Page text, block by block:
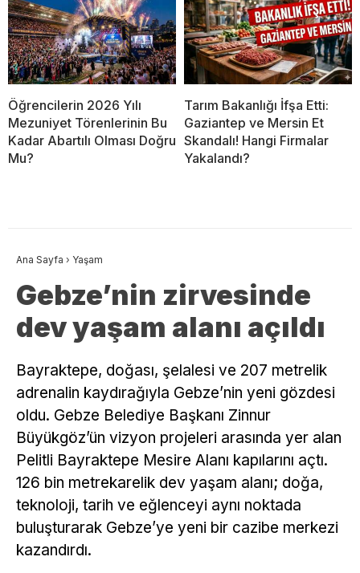
Öğrencilerin 2026 Yılı
Mezuniyet Törenlerinin Bu
Kadar Abartılı Olması Doğru
Mu?
Tarım Bakanlığı İfşa Etti:
Gaziantep ve Mersin Et
Skandalı! Hangi Firmalar
Yakalandı?
Ana Sayfa › Yaşam
Gebze’nin zirvesinde
dev yaşam alanı açıldı
Bayraktepe, doğası, şelalesi ve 207 metrelik
adrenalin kaydırağıyla Gebze’nin yeni gözdesi
oldu. Gebze Belediye Başkanı Zinnur
Büyükgöz’ün vizyon projeleri arasında yer alan
Pelitli Bayraktepe Mesire Alanı kapılarını açtı.
126 bin metrekarelik dev yaşam alanı; doğa,
teknoloji, tarih ve eğlenceyi aynı noktada
buluşturarak Gebze’ye yeni bir cazibe merkezi
kazandırdı.